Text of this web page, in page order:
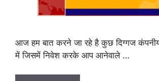
आज हम बात करने जा रहे है कुछ दिग्गज
में जिसमें निवेश करके आप आनेवाले …